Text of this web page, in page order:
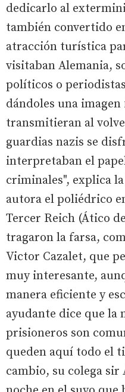
dedicarlo al
también convertido
atracción turística
visitaban Alemania,
políticos o
dándoles una
transmitieran al
guardias nazis se
interpretaban el
criminales", explica
autora el poliédrico
Tercer Reich (Ático
tragaron la farsa,
Victor Cazalet, que
muy interesante,
manera eficiente y
ayudante dice que la
prisioneros son
queden aquí todo el
cambio, su colega